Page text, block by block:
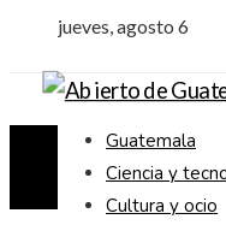
jueves, agosto 6
Guatemala
Ciencia y
Cultura y ocio